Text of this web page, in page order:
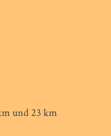
und 23 km